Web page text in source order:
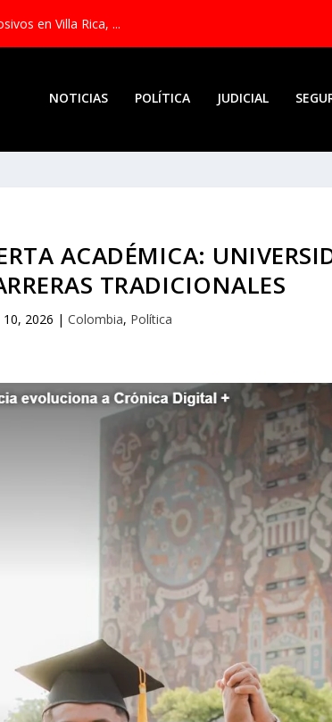
en Villa Rica, ...
NOTICIAS POLÍTICA JUDICIAL
ACADÉMICA:
TRADICIONALES
10, 2026 |Colombia, Política